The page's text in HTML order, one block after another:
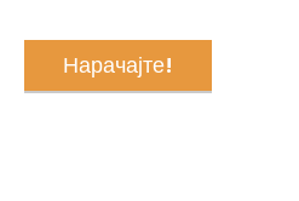
Нарачајте!